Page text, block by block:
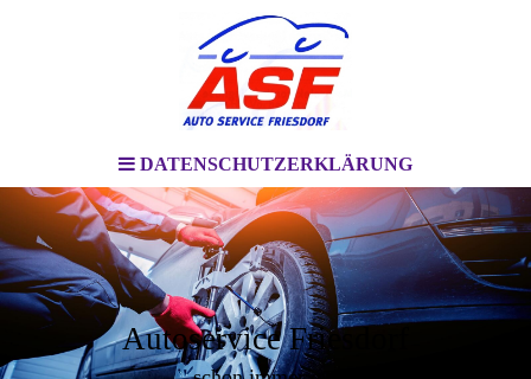
DATENSCHUTZERKLÄRUNG
Autoservice Friesdorf